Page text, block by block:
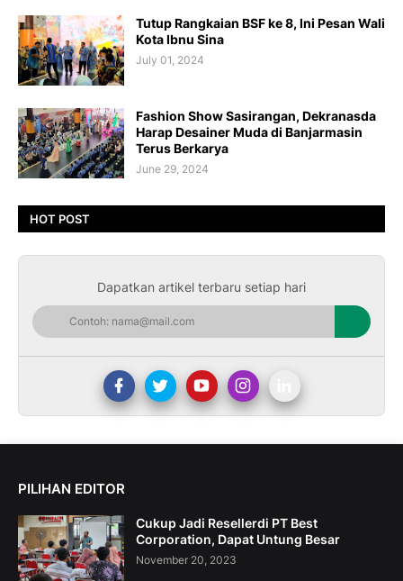
Tutup Rangkaian BSF ke 8, Ini Pesan Wali
Kota Ibnu Sina
July 01, 2024
Fashion Show Sasirangan, Dekranasda
Harap Desainer Muda di Banjarmasin
Terus Berkarya
June 29, 2024
HOT POST
Dapatkan artikel terbaru setiap hari
PILIHAN EDITOR
Cukup Jadi Resellerdi PT Best
Corporation, Dapat Untung Besar
November 20, 2023